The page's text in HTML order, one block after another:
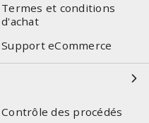
Termes et conditions
d'achat
Support eCommerce
Contrôle des procédés